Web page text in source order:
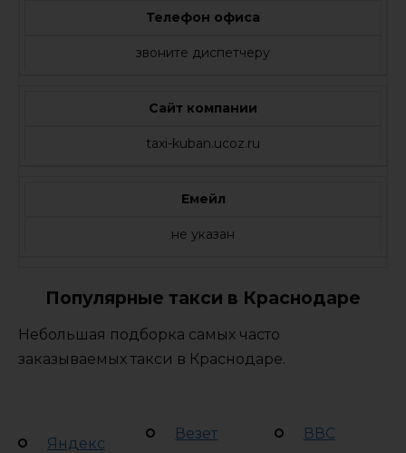
Телефон офиса
звоните диспетчеру
Сайт компании
taxi-kuban.ucoz.ru
Емейл
не указан
Популярные такси в Краснодаре
Небольшая подборка самых часто
заказываемых такси в Краснодаре.
Яндекс
Везет ВВС